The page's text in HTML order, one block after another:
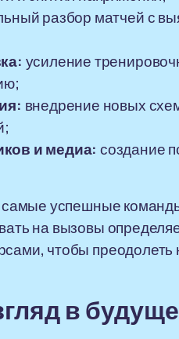
разбор матчей с
усиление
внедрение новых
и медиа: создание
успешные
на вызовы
чтобы преодолеть
в